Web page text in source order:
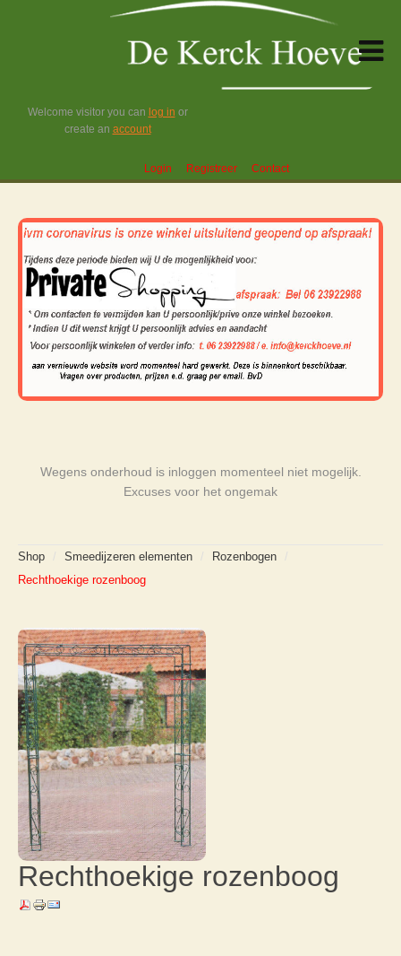
Welcome visitor you can log in or
create an account
Login Registreer Contact
Wegens onderhoud is inloggen momenteel niet mogelijk.
Excuses voor het ongemak
Shop Smeedijzeren elementen Rozenbogen
Rechthoekige rozenboog
Rechthoekige rozenboog